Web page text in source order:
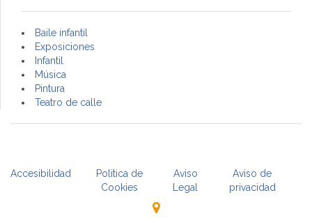
Baile infantil
Exposiciones
Infantil
Música
Pintura
Teatro de calle
Accesibilidad
Politica de
Cookies
Aviso
Legal
Aviso de
privacidad